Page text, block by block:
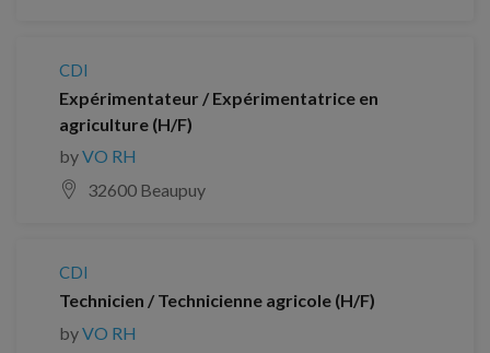
CDI
Expérimentateur / Expérimentatrice en
agriculture (H/F)
byVO RH
32600 Beaupuy
CDI
Technicien / Technicienne agricole (H/F)
byVO RH